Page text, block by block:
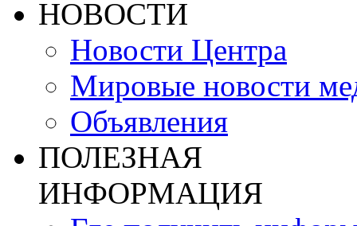
НОВОСТИ
Новости Центра
Мировые новости
Объявления
ПОЛЕЗНАЯ
ИНФОРМАЦИЯ